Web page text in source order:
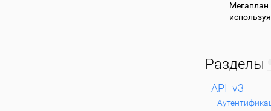
Разделы
API_v3